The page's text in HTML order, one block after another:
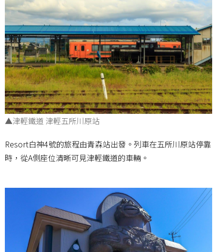
▲津輕鐵道 津輕五所川原站
Resort白神4號的旅程由青森站出發。列車在五所川原站停靠
時，從A側座位清晰可見津輕鐵道的車輛。